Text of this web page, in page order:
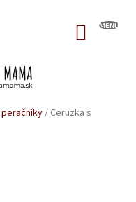
/ Ceruzka s